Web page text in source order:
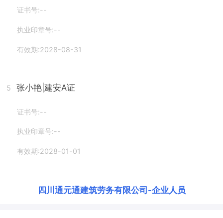
证书号:--
执业印章号:--
有效期:2028-08-31
5 张小艳 |建安A证
证书号:--
执业印章号:--
有效期:2028-01-01
四川通元通建筑劳务有限公司 -企业人员